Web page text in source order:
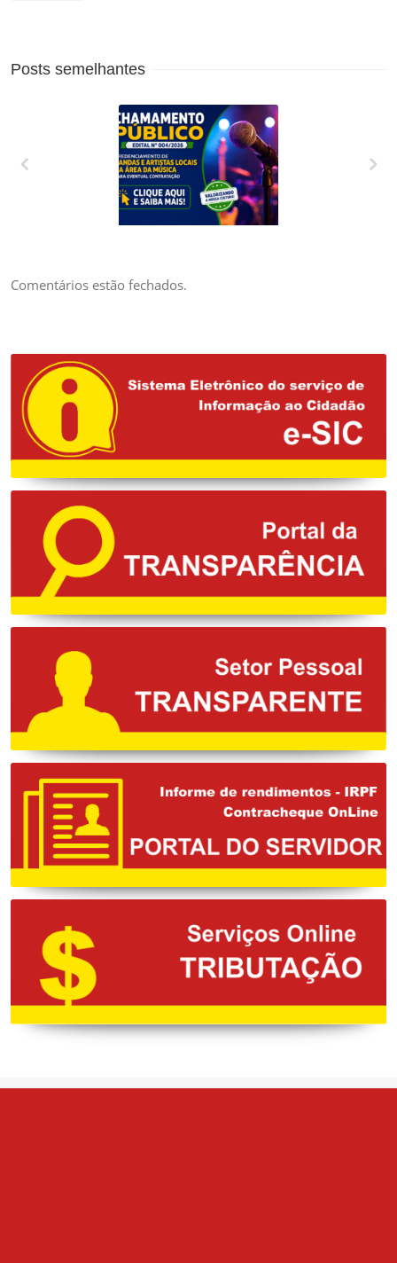
Posts semelhantes
CREDENCIAMENTO
MÚSICA PARA
Comentários estão fechados.